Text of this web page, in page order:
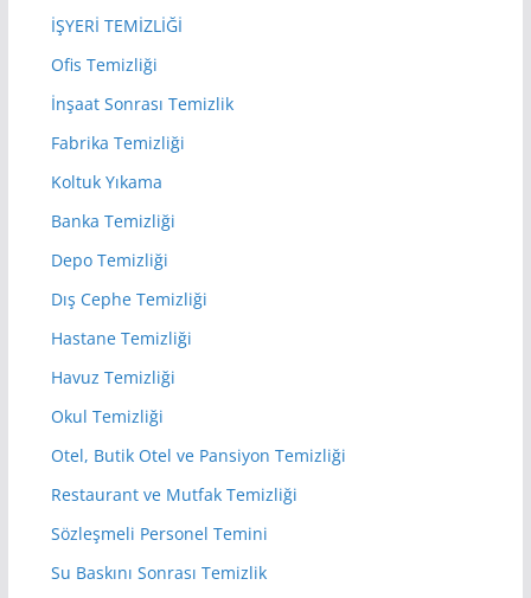
İŞYERİ TEMİZLİĞİ
Ofis Temizliği
İnşaat Sonrası Temizlik
Fabrika Temizliği
Koltuk Yıkama
Banka Temizliği
Depo Temizliği
Dış Cephe Temizliği
Hastane Temizliği
Havuz Temizliği
Okul Temizliği
Otel, Butik Otel ve Pansiyon Temizliği
Restaurant ve Mutfak Temizliği
Sözleşmeli Personel Temini
Su Baskını Sonrası Temizlik